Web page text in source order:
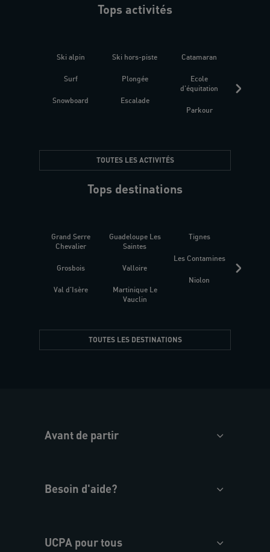
Tops activités
Ski alpin
Surf
Snowboard
Ski hors-piste
Plongée
Escalade
Catamaran
Ecole
d'équitation
Parkour
TOUTES LES ACTIVITÉS
Tops destinations
Grand Serre
Chevalier
Grosbois
Val d'Isère
Guadeloupe Les
Saintes
Valloire
Martinique Le
Vauclin
Tignes
Les Contamines
Niolon
TOUTES LES DESTINATIONS
Avant de partir
Besoin d'aide?
UCPA pour tous